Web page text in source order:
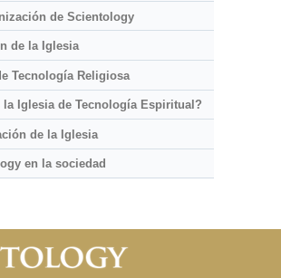
de Scientology
de la Iglesia
Tecnología Religiosa
la Iglesia de Tecnología Espiritual?
de la Iglesia
en la sociedad